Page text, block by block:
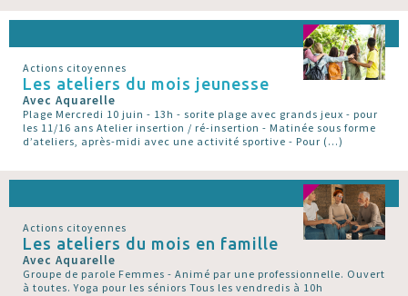
Actions citoyennes
Les ateliers du mois jeunesse
Avec Aquarelle
Plage Mercredi 10 juin - 13h - sorite plage avec grands jeux - pour
les 11/16 ans Atelier insertion / ré-insertion - Matinée sous forme
d’ateliers, après-midi avec une activité sportive - Pour (…)
Actions citoyennes
Les ateliers du mois en famille
Avec Aquarelle
Groupe de parole Femmes - Animé par une professionnelle. Ouvert
à toutes. Yoga pour les séniors Tous les vendredis à 10h